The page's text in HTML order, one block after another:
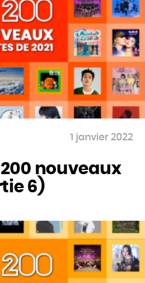
200 nouveaux
6)
1 janvier 2022